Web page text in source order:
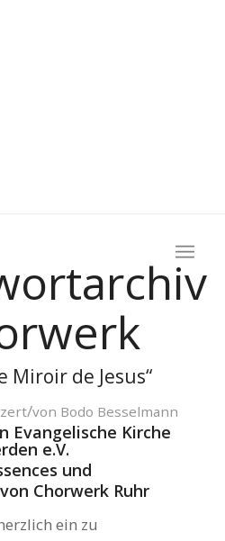
Miroir de Jesus“
/von Bodo Besselmann
Evangelische Kirche
e.V.
und
Chorwerk Ruhr
ein zu